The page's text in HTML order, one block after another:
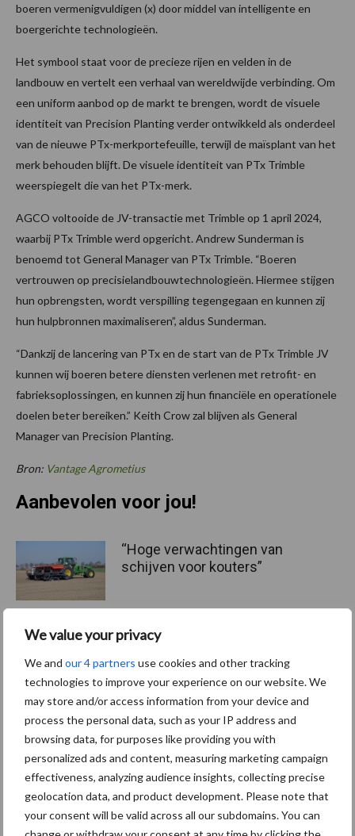
We value your privacy
We and our 4 partners use cookies and other tracking
technologies to improve your experience on our website. We
may store and/or access information from your device and
process the personal data, such as your IP address and
browsing data, for purposes like providing you with
personalized ads and content, measuring marketing campaign
effectiveness, analyzing audience insights, collecting precise
geolocation data, and product development. Please note that
your consent will be valid across all our subdomains. You can
boeren vermenigvuldigen (x) door middel van intelligente en
boergerichte technologieën.
Het symbool staat voor de precieze rijen en velden in de
landbouw en vertelt een verhaal van wereldwijde verbinding. Om
een uniform aanbod op de markt te brengen, wordt de visuele
identiteit van Precision Planting verder ontwikkeld als onderdeel
van de nieuwe PTx-merkportefeuille, terwijl de maïsplant van het
merk behouden blijft. De visuele identiteit van PTx Trimble
weerspiegelt die van het PTx-merk.
AGCO voltooide de JV-transactie met Trimble op 1 april 2024,
waarbij PTx Trimble werd opgericht. Andrew Sunderman is
benoemd tot General Manager van PTx Trimble. “Boeren
vertrouwen op precisielandbouwtechnologieën. Hiermee stijgen
hun opbrengsten, wordt verspilling tegengegaan en kunnen zij
hun hulpbronnen maximaliseren”, aldus Sunderman.
“Dankzij de lancering van PTx en de start van de PTx Trimble JV
kunnen wij boeren betere diensten verlenen met retrofit- en
fabrieksoplossingen, en kunnen zij hun financiële en operationele
doelen beter bereiken.” Keith Crow zal blijven als General
Manager van Precision Planting.
Bron: Vantage Agrometius
Aanbevolen voor jou!
“Hoge verwachtingen van
schijven voor kouters”
naar nieuwe
marktsegmenten
Caterpillar breidt gamma
elektrische bulldozers uit